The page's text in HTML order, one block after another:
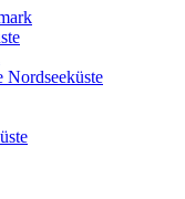
Nordseeküste